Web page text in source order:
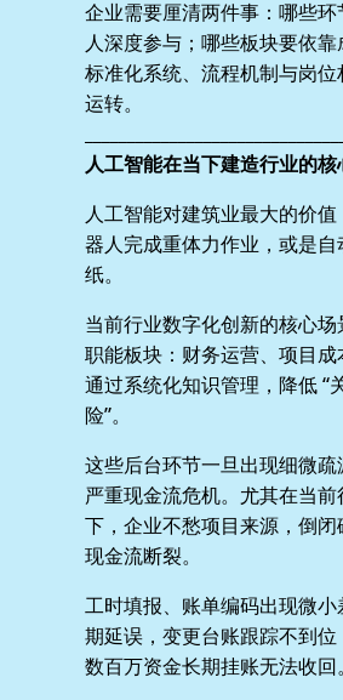
企业需要厘清两件事：哪些
人深度参与；哪些板块要依靠
标准化系统、流程机制与岗
运转。
人工智能在当下建造行业的核
人工智能对建筑业最大的价
器人完成重体力作业，或是
纸。
当前行业数字化创新的核心
职能板块：财务运营、项目
通过系统化知识管理，降低 “
险”。
这些后台环节一旦出现细微
严重现金流危机。尤其在当
下，企业不愁项目来源，倒
现金流断裂。
工时填报、账单编码出现微
期延误，变更台账跟踪不到
数百万资金长期挂账无法收回。